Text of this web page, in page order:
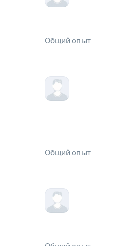
Общий опыт
Общий опыт